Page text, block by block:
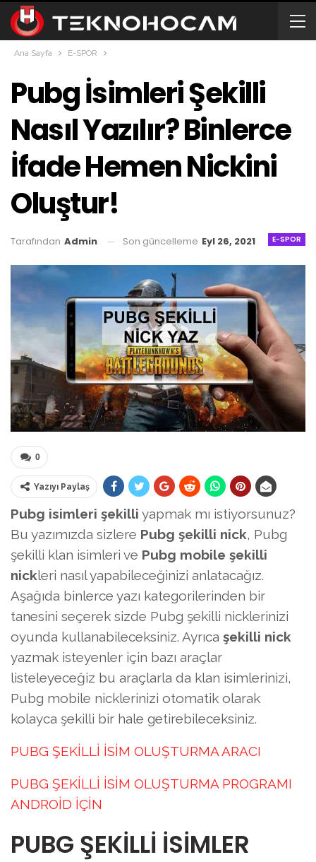
Ana Sayfa E-SPOR
Pubg İsimleri Şekilli
Nasıl Yazılır? Binlerce
İfade Hemen Nickini
Oluştur!
E-SPOR
Tarafından Admin Son güncelleme Eyl 26, 2021
0
Yazıyı Paylaş
Pubg isimleri şekilli yapmak mı istiyorsunuz?
Bu yazımızda sizlere Pubg şekilli nick, Pubg
şekilli klan isimleri ve Pubg mobile şekilli
nickleri nasıl yapabileceğinizi anlatacağız.
Aşağıda binlerce yazı kategorilerinden bir
tanesini seçerek sizde Pubg şekilli nicklerinizi
oyunda kullanabileceksiniz. Ayrıca şekilli nick
yazmak isteyenler için bazı araçlar
listeleyeceğiz bu araçlarla da klan isimlerinizi,
Pubg mobile nicklerinizi otomatik olarak
kolayca şekilli bir hale getirebileceksiniz.
PUBG ŞEKİLLİ İSİM OLUŞTURMA ARACI
PUBG ŞEKİLLİ İSİM OLUŞTURMA PROGRAMI
ANDROİD İÇİN
PUBG ŞEKİLLİ İSİMLER